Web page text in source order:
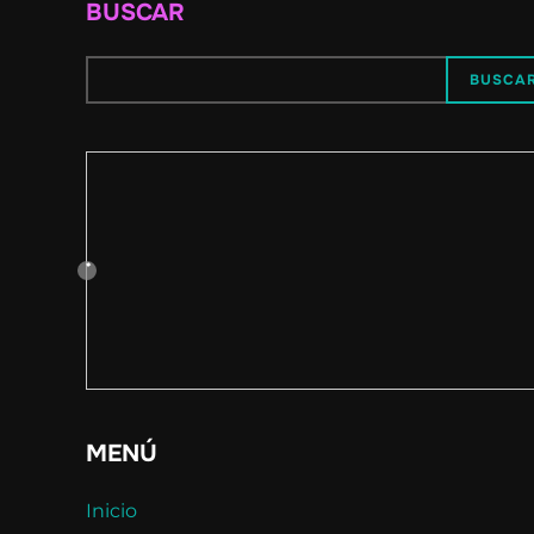
BUSCAR
MENÚ
Inicio